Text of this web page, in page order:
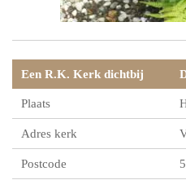
Een R.K. Kerk dichtbij
Plaats
Adres kerk
Postcode